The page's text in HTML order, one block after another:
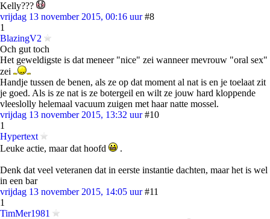
Kelly???
vrijdag 13 november 2015, 00:16 uur #8
1
BlazingV2
Och gut toch
Het geweldigste is dat meneer "nice" zei wanneer mevrouw "oral sex"
zei
Handje tussen de benen, als ze op dat moment al nat is en je toelaat zit
je goed. Als is ze nat is ze botergeil en wilt ze jouw hard kloppende
vleeslolly helemaal vacuum zuigen met haar natte mossel.
vrijdag 13 november 2015, 13:32 uur #10
1
Hypertext
Leuke actie, maar dat hoofd
.
Denk dat veel veteranen dat in eerste instantie dachten, maar het is wel
in een bar
vrijdag 13 november 2015, 14:05 uur #11
1
TimMer1981